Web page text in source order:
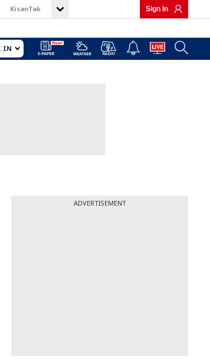
KisanTak Sign In
IN
ADVERTISEMENT